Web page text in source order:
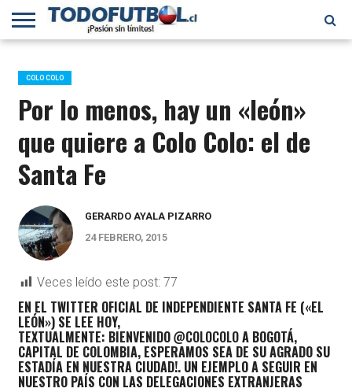
PRIMERA
B
SELECCIÓN
CHILENA
CHILENOS
EN EL
MUNDO
FÚTBOL
INTERNACIONAL
COLO COLO
Por lo menos, hay un «león»
que quiere a Colo Colo: el de
Santa Fe
GERARDO AYALA PIZARRO
24 FEBRERO, 2015
Veces leído este post: 77
EN EL TWITTER OFICIAL DE INDEPENDIENTE SANTA FE («EL
LEÓN») SE LEE HOY,
TEXTUALMENTE: BIENVENIDO@COLOCOLOA BOGOTÁ,
CAPITAL DE COLOMBIA, ESPERAMOS SEA DE SU AGRADO SU
ESTADÍA EN NUESTRA CIUDAD!. UN EJEMPLO A SEGUIR EN
NUESTRO PAÍS CON LAS DELEGACIONES EXTRANJERAS